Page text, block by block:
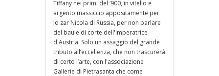
Tiffany nei primi del ‘900, in vitello e
argento massiccio appositamente per
lo zar Nicola di Russia, per non parlare
del baule di corte dell'imperatrice
d'Austria. Solo un assaggio del grande
tributo all’eccellenza, che non trascurerà
di certo l’arte, con l'associazione
Gallerie di Pietrasanta che come